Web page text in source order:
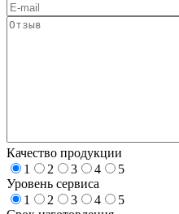
Качество продукции
1
2 3 4
5
Уровень сервиса
1
2 3 4
5